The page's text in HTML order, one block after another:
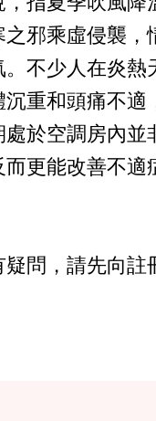
邪乘虛侵襲，
不少人在炎熱
重和頭痛不適
於空調房內並
更能改善不適
疑問，請先向註